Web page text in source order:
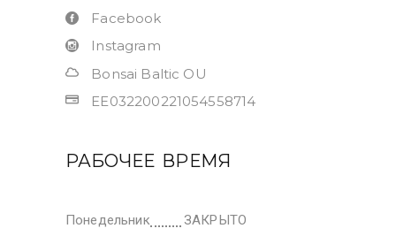
Facebook
Instagram
Bonsai Baltic OU
EE032200221054558714
РАБОЧЕЕ ВРЕМЯ
Понедельник ЗАКРЫТО